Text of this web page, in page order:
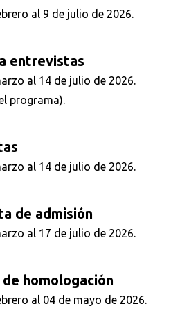
al 9 de julio de 2026.
entrevistas
al 14 de julio de 2026.
programa).
al 14 de julio de 2026.
de admisión
al 17 de julio de 2026.
homologación
al 04 de mayo de 2026.
Buscar